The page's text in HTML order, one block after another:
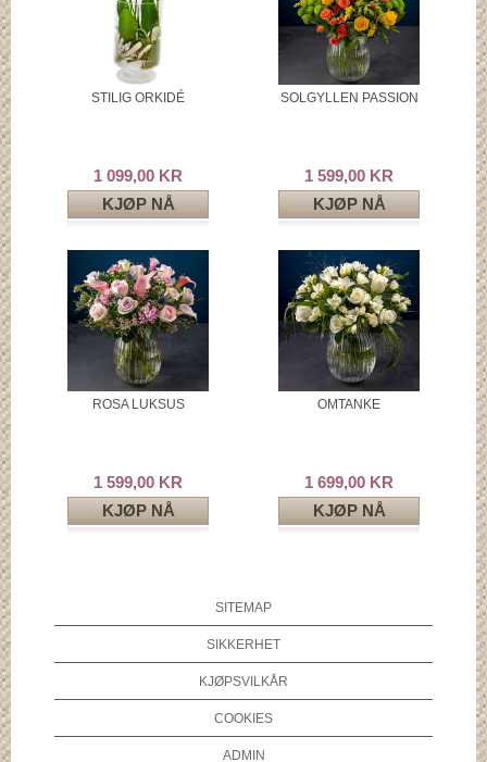
STILIG ORKIDÉ
1 099,00 KR
KJØP NÅ
SOLGYLLEN PASSION
1 599,00 KR
KJØP NÅ
ROSA LUKSUS
1 599,00 KR
KJØP NÅ
OMTANKE
1 699,00 KR
KJØP NÅ
SITEMAP
SIKKERHET
KJØPSVILKÅR
COOKIES
ADMIN